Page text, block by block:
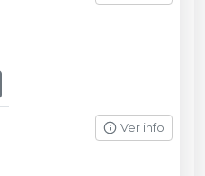
Ver info